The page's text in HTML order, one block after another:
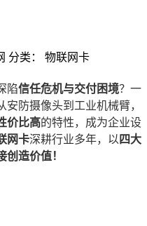
分类： 物联网卡
陷信任危机与交付困境？一
防摄像头到工业机械臂，
价比高的特性，成为企业设
网卡深耕行业多年，以 四大
创造价值！